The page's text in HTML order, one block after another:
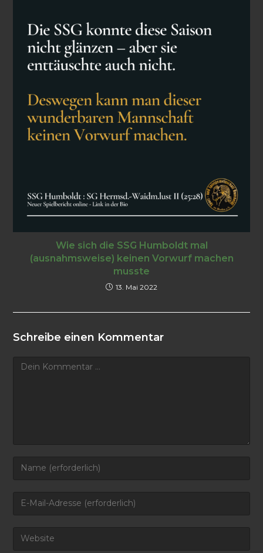
Wie sich die SSG Humboldt mal
(ausnahmsweise) keinen Vorwurf machen
musste
13. Mai 2022
Schreibe einen Kommentar